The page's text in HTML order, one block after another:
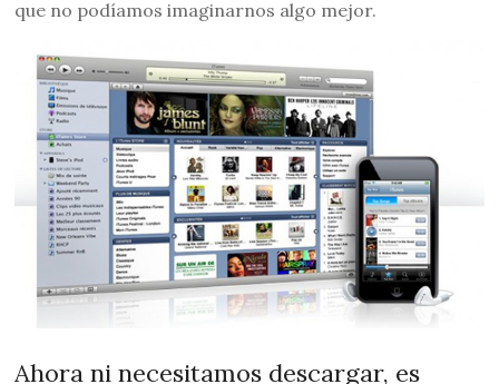
que no podíamos imaginarnos algo mejor.
Ahora ni necesitamos descargar, es